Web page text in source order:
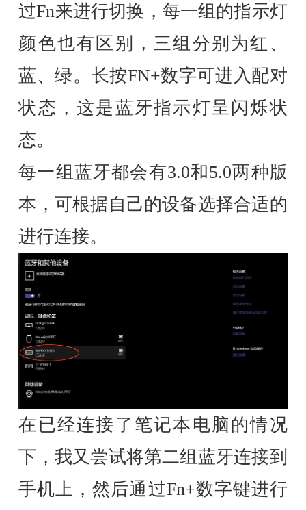
过Fn来进行切换，每一组的指示灯
颜色也有区别，三组分别为红、
蓝、绿。长按FN+数字可进入配对
状态，这是蓝牙指示灯呈闪烁状
态。
每一组蓝牙都会有3.0和5.0两种版
本，可根据自己的设备选择合适的
进行连接。
在已经连接了笔记本电脑的情况
下，我又尝试将第二组蓝牙连接到
手机上，然后通过Fn+数字键进行